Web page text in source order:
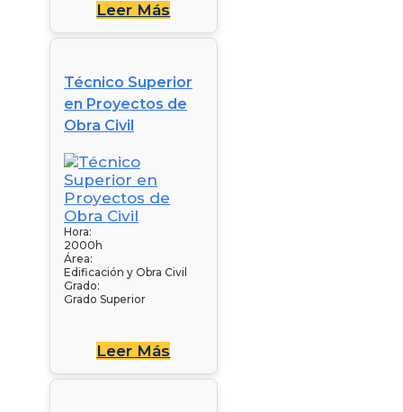
Leer Más
Técnico Superior
en Proyectos de
Obra Civil
Hora:
2000h
Área:
Edificación y Obra Civil
Grado:
Grado Superior
Leer Más